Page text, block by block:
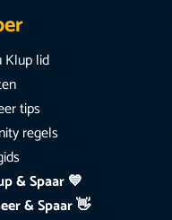
Klup lid
tips
regels
& Spaar 💙
& Spaar 👋